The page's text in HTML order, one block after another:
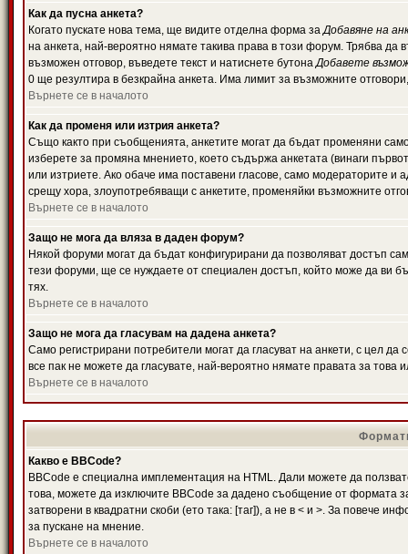
Как да пусна анкета?
Когато пускате нова тема, ще видите отделна форма заДобавяне на
на анкета, най-вероятно нямате такива права в този форум. Трябва да
възможен отговор, въведете текст и натиснете бутонаДобавете
0 ще резултира в безкрайна анкета. Има лимит за възможните
Върнете се в началото
Как да променя или изтрия анкета?
Също както при съобщенията, анкетите могат да бъдат променяни
изберете за промяна мнението, което съдържа анкетата (винаги
или изтриете. Ако обаче има поставени гласове, само модераторите и
срещу хора, злоупотребяващи с анкетите, променяйки възможните
Върнете се в началото
Защо не мога да вляза в даден форум?
Някой форуми могат да бъдат конфигурирани да позволяват достъп
тези форуми, ще се нуждаете от специален достъп, който може да ви
тях.
Върнете се в началото
Защо не мога да гласувам на дадена анкета?
Само регистрирани потребители могат да гласуват на анкети, с цел
все пак не можете да гласувате, най-вероятно нямате правата за това
Върнете се в началото
Какво е BBCode?
BBCode е специална имплементация на HTML. Дали можете да
това, можете да изключите BBCode за дадено съобщение от формата
затворени в квадратни скоби (ето така: [таг]), а не в < и >. За повече
за пускане на мнение.
Върнете се в началото